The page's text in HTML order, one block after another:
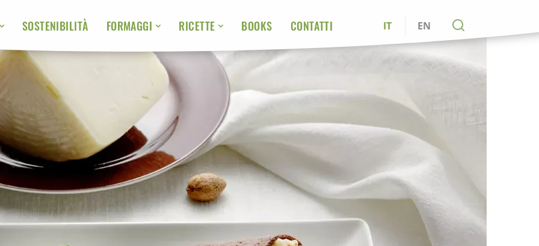
SOSTENIBILITÀ FORMAGGI RICETTE BOOKS CONTATTI IT EN